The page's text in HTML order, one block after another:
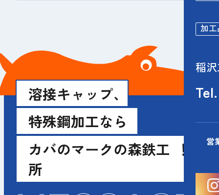
加
稲
Tel.
営
カバのマークの森鉄工
所
！
特殊鋼加工なら
溶接キャップ、